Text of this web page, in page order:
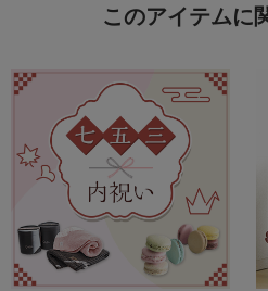
このアイテムに